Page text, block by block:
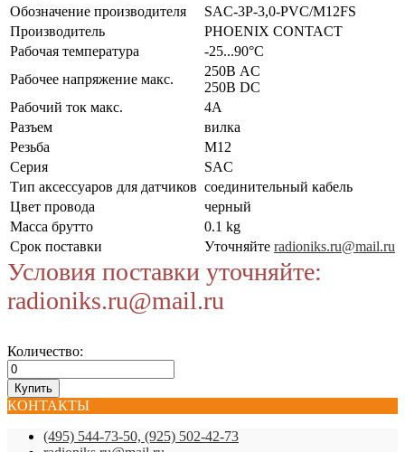
Обозначение производителя
SAC-3P-3,0-PVC/M12FS
Производитель
PHOENIX CONTACT
Рабочая температура
-25...90°C
Рабочее напряжение макс.
250В AC
250В DC
Рабочий ток макс.
4А
Разъем
вилка
Резьба
M12
Серия
SAC
Тип аксессуаров для датчиков соединительный кабель
Цвет провода
черный
Масса брутто
0.1 kg
Срок поставки
Уточняйте radioniks.ru@mail.ru
Условия поставки уточняйте:
radioniks.ru@mail.ru
Количество:
КОНТАКТЫ
(495) 544-73-50, (925) 502-42-73